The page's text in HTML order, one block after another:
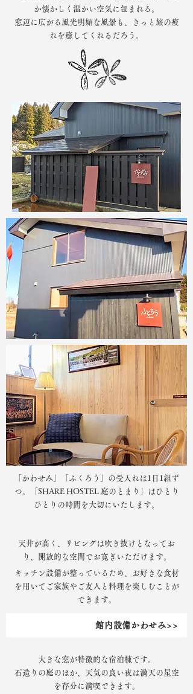
か懐かしく温かい空気に包まれる。
窓辺に広がる風光明媚な風景も、きっと旅の疲
れを癒してくれるだろう。
「かわせみ」「ふくろう」の受入れは1日1組ず
つ。「SHARE HOSTEL 庭のとまり」はひとり
ひとりの時間を大切にいたします。
天井が高く、リビングは吹き抜けとなってお
り、開放的な空間でお寛ぎいただけます。
キッチン設備が整っているため、お好きな食材
を用いてご家族やご友人と料理を楽しむことが
できます。
館内設備かわせみ>>
大きな窓が特徴的な宿泊棟です。
​石造りの庭のほか、天気の良い夜は満天の星空
を存分に満喫できます。